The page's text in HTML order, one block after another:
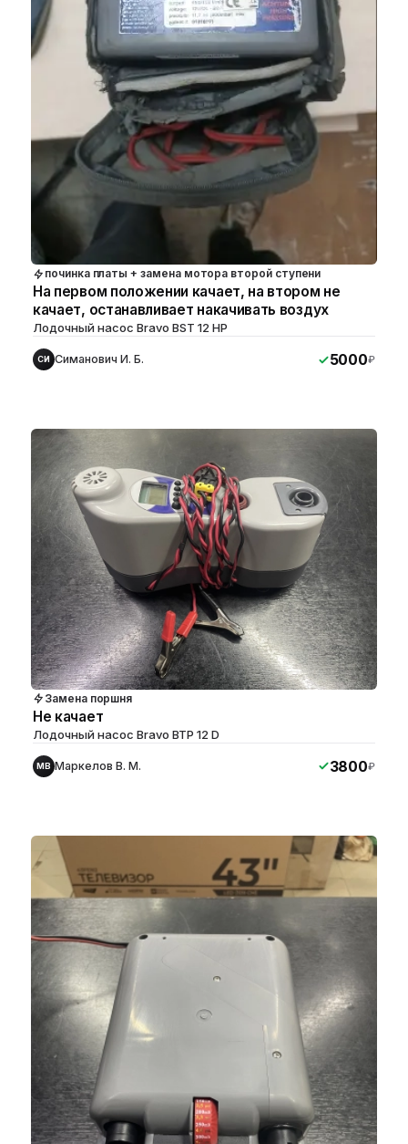
починка платы + замена мотора второй ступени
На первом положении качает, на втором не
качает, останавливает накачивать воздух
Лодочный насос Bravo BST 12 HP
СИ Симанович И. Б. 5000₽
Замена поршня
Не качает
Лодочный насос Bravo BTP 12 D
МВ Маркелов В. М. 3800₽